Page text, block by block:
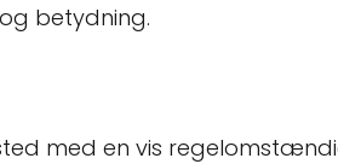
betydning.
med en vis